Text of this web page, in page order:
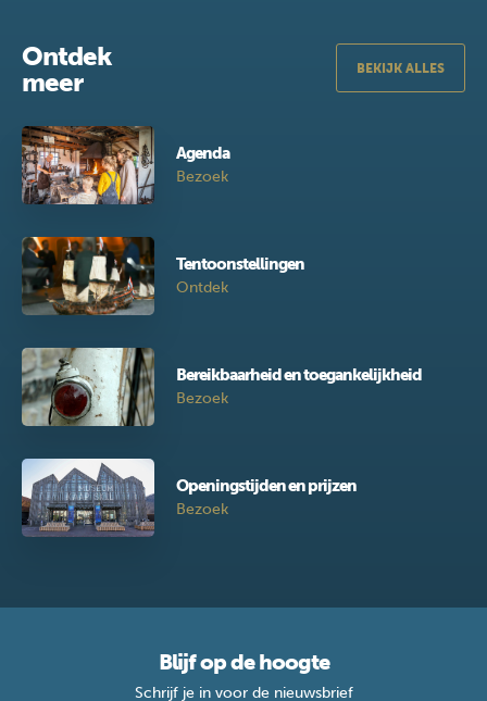
Ontdek
meer
BEKIJK ALLES
Agenda
Bezoek
Tentoonstellingen
Ontdek
Bereikbaarheid en toegankelijkheid
Bezoek
Openingstijden en prijzen
Bezoek
Blijf op de hoogte
Schrijf je in voor de nieuwsbrief